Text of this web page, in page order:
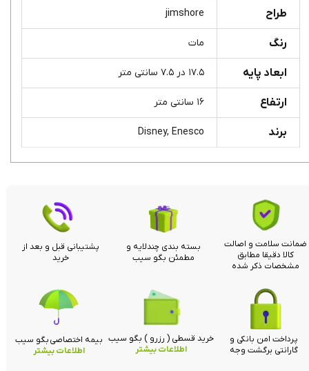
طراح jimshore
رنگ مات
ابعاد پایه ۱۷.۵ در ۷.۵ سانتی متر
ارتفاع ۱۶ سانتی متر
برند Disney, Enesco
ضمانت سلامت و اصالت
کالا دقیقا مطابق
مشخصات ذکر شده
بسته بندی چندلایه و
مطمئن بگو سیب
پشتیبانی قبل و بعد از
خرید
خرید قسطی ( رزرو ) بگو سیب
اطلاعات بیشتر
پرداخت امن بانکی و
گارانتی برگشت وجه
بیمه اختصاصی بگو سیب
اطلاعات بیشتر